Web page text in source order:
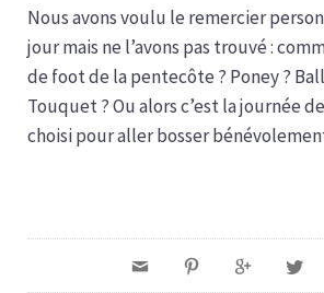
Nous avons voulu le remercier
jour mais ne l’avons pas trouvé :
de foot de la pentecôte ? Poney ?
Touquet ? Ou alors c’est la journée
choisi pour aller bosser